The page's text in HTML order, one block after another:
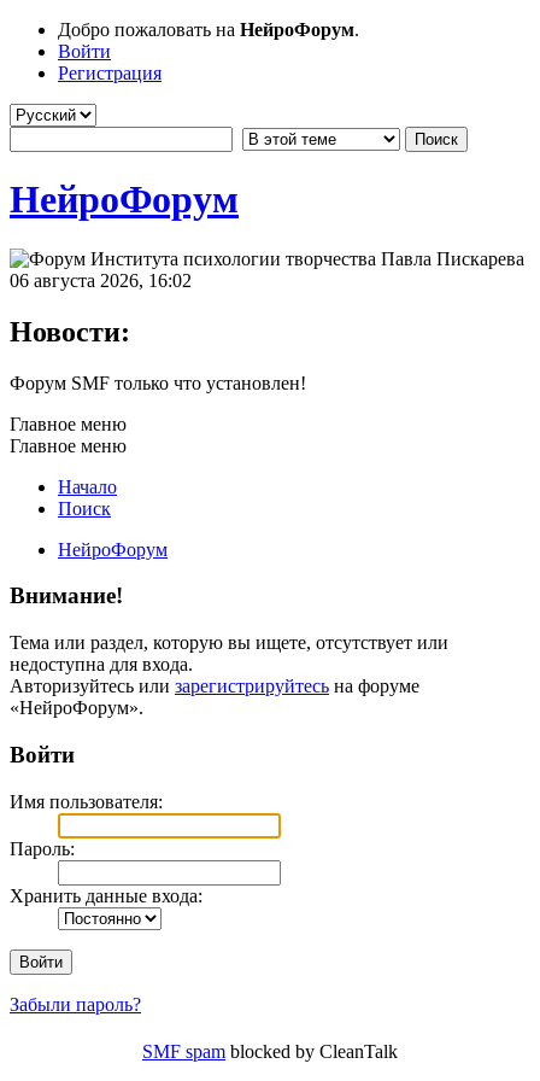
Добро пожаловать на НейроФорум.
Войти
Регистрация
НейроФорум
06 августа 2026, 16:02
Новости:
Форум SMF только что установлен!
Главное меню
Главное меню
Начало
Поиск
НейроФорум
Внимание!
Тема или раздел, которую вы ищете, отсутствует или
недоступна для входа.
Авторизуйтесь или зарегистрируйтесь на форуме
«НейроФорум».
Войти
Имя пользователя:
Пароль:
Хранить данные входа:
Забыли пароль?
SMF spam blocked by CleanTalk